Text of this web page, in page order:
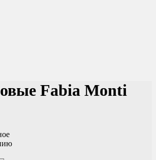
Fabia Monti